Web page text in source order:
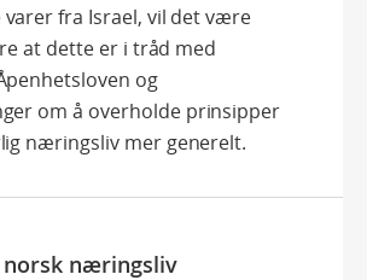
fra Israel, vil det være
at dette er i tråd med
og
om å overholde prinsipper
næringsliv mer generelt.
næringsliv